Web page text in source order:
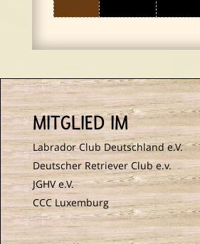
MITGLIED IM
Labrador Club Deutschland e.V.
Deutscher Retriever Club e.v.
JGHV e.V.
CCC Luxemburg